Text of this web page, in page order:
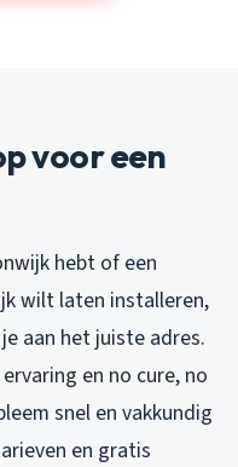
voor een
hebt of een
wilt laten installeren,
aan het juiste adres.
en no cure, no
snel en vakkundig
en gratis